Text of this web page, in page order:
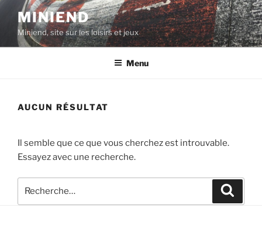
contenu
principal
MINIEND
Miniend, site sur les loisirs et jeux
Menu
AUCUN RÉSULTAT
Il semble que ce que vous cherchez est introuvable.
Essayez avec une recherche.
pour